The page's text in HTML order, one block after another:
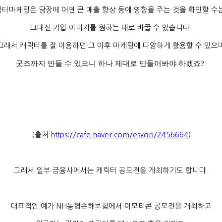
터마케팅은 당장에 어떤 큰 매출 향상 등에 영향을 주는 것을 확인할 수
그대신 기업 이미지를 원하는 대로 바꿀 수 있습니다
래서 캐릭터를 잘 이용하면 그 이후 마케팅에 다양하게 활용할 수 있으
굿즈까지 만들 수 있으니 하나 제대로 만들어봐야 하겠죠?
(출처 https://cafe.naver.com/esyori/2456664)
그래서 일부 금융사에서는 캐릭터 공모전을 개최하기도 합니다
대표적인 예가 NH농협손해보험에서 이모티콘 공모전을 개최하고